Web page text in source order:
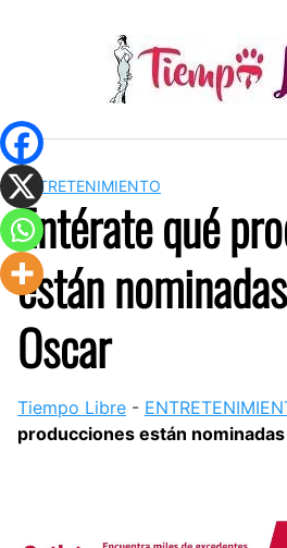
ENTRETENIMIENTO
Entérate qué
están
Oscar
Tiempo Libre -
producciones están